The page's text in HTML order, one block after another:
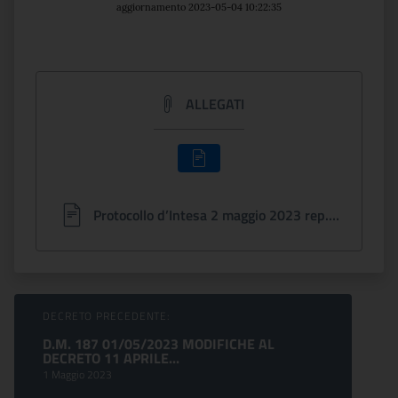
aggiornamento 2023-05-04 10:22:35
ALLEGATI
Protocollo d’Intesa 2 maggio 2023 rep. 4 patromonio subacqueo.pdf
Sfoglia comunicati
DECRETO PRECEDENTE:
D.M. 187 01/05/2023 MODIFICHE AL
DECRETO 11 APRILE...
1 Maggio 2023